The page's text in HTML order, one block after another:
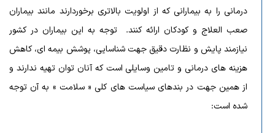
درمانی را به بیمارانی که از اولویت بالاتری برخوردارند مانند بیماران
صعب العلاج و کودکان ارائه کنند. توجه به این بیماران در کشور
نیازمند پایش و نظارت دقیق جهت شناسایی، پوشش بیمه ای، کاهش
هزینه های درمانی و تامین وسایلی است که آنان توان تهیه ندارند و
از همین جهت در بندهای سیاست های کلی « سلامت » به آن توجه
شده است: